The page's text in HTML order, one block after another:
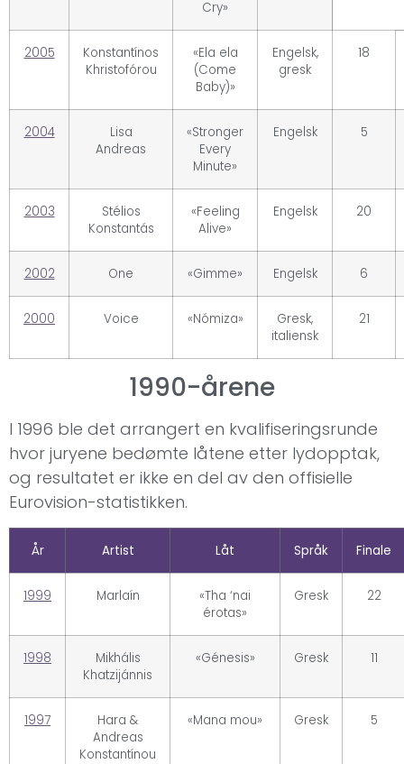
Cry»
2005
Konstantínos
Khristofórou
«Ela ela
(Come
Baby)»
Engelsk,
gresk
18
2004
Lisa
Andreas
«Stronger
Every
Minute»
Engelsk 5
2003
Stélios
Konstantás
«Feeling
Alive»
Engelsk 20
2002 One «Gimme» Engelsk 6
2000 Voice «Nómiza»
Gresk,
italiensk
21
1990-årene
I 1996 ble det arrangert en kvalifiseringsrunde
hvor juryene bedømte låtene etter lydopptak,
og resultatet er ikke en del av den offisielle
Eurovision-statistikken.
År Artist Låt Språk Finale
1999 Marlaín
«Tha ‘nai
érotas»
Gresk 22
1998
Mikhális
Khatzijánnis
«Génesis» Gresk 11
1997
Hara &
Andreas
Konstantínou
«Mana mou» Gresk 5